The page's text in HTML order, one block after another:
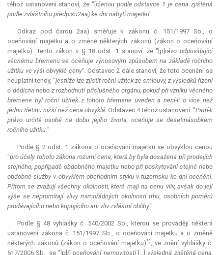
téhož ustanovení stanoví, že "[c] enou podle odstavce 1 je cena zjištěná
podle zvláštního předpisu2aa) ke dni nabytí majetku".
Odkaz pod čarou 2aa) směřuje k zákonu č. 151/1997 Sb., o
oceňování majetku a o změně některých zákonů (zákon o oceňování
majetku). Tento zákon v § 18 odst. 1 stanoví, že "[p]rávo odpovídající
věcnému břemenu se oceňuje výnosovým způsobem na základě ročního
užitku ve výši obvyklé ceny". Odstavec 2 dále stanoví, že toto ocenění se
neuplatní tehdy, "jestliže lze zjistit roční užitek ze smlouvy, z výsledků řízení
o dědictví nebo z rozhodnutí příslušného orgánu, pokud při vzniku věcného
břemene byl roční užitek z tohoto břemene uveden a není-li o více než
jednu třetinu nižší než cena obvyklá. Odstavec 4 téhož ustanovení: "Patří-li
právo určité osobě na dobu jejího života, oceňuje se desetinásobkem
ročního užitku."
Podle § 2 odst. 1 zákona o oceňování majetku se obvyklou cenou
"pro účely tohoto zákona rozumí cena, která by byla dosažena při prodejích
stejného, popřípadě obdobného majetku nebo při poskytování stejné nebo
obdobné služby v obvyklém obchodním styku v tuzemsku ke dni ocenění.
Přitom se zvažují všechny okolnosti, které mají na cenu vliv, avšak do její
výše se nepromítají vlivy mimořádných okolností trhu, osobních poměrů
prodávajícího nebo kupujícího ani vliv zvláštní obliby."
Podle § 48 vyhlášky č. 540/2002 Sb., kterou se provádějí některá
ustanovení zákona č. 151/1997 Sb., o oceňování majetku a o změně
některých zákonů (zákon o oceňování majetku)*), ve znění vyhlášky č.
617/2006 Sb., se "[p] ři oceňování nemovitostí [...]výsledná zjištěná cena,